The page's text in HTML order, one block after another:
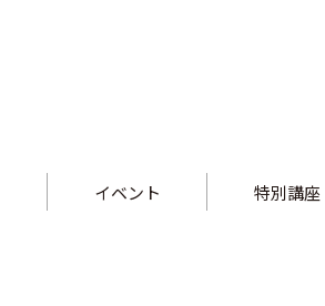
イベント 特別講座